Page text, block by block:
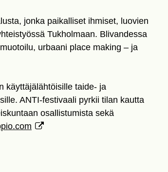
jonka paikalliset ihmiset, luovien
Tukholmaan. Blivandessa
urbaani place making – ja
käyttäjälähtöisille taide- ja
ANTI-festivaali pyrkii tilan kautta
osallistumista sekä